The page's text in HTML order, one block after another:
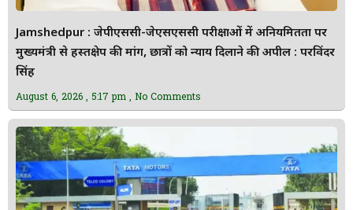
Jamshedpur : जेपीएससी-जेएसएससी परीक्षाओं में अनियमितता पर
मुख्यमंत्री से हस्तक्षेप की मांग, छात्रों को न्याय दिलाने की अपील : परविंदर
सिंह
August 6, 2026 5:17 pm No Comments